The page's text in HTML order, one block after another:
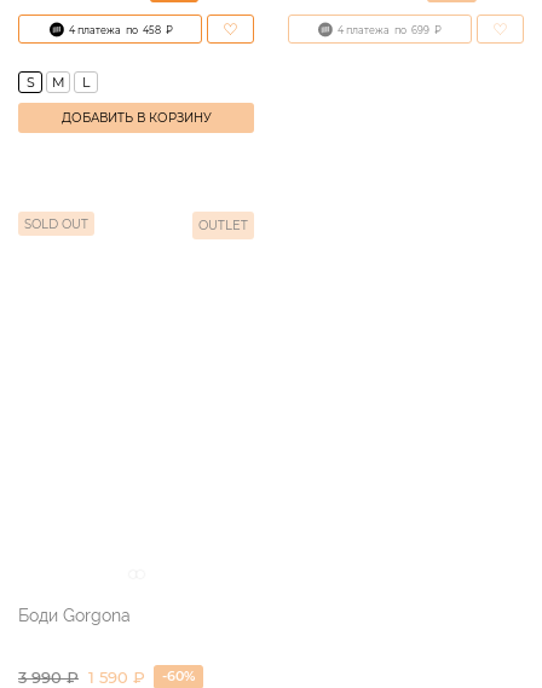
4 платежа по 458 ₽
S M L
ДОБАВИТЬ В КОРЗИНУ
4 платежа по 699 ₽
OUTLET
SOLD OUT
Боди Gorgona
3 990₽ 1 590 ₽ -60%